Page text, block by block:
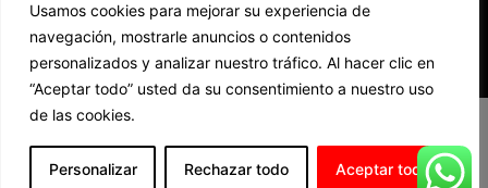
Usamos cookies para mejorar su experiencia de
navegación, mostrarle anuncios o contenidos
personalizados y analizar nuestro tráfico. Al hacer clic en
“Aceptar todo” usted da su consentimiento a nuestro uso
de las cookies.
Personalizar Rechazar todo Aceptar todo
Política de Envio
Política de Privacidad
Diseño web realizado por RK Informatika